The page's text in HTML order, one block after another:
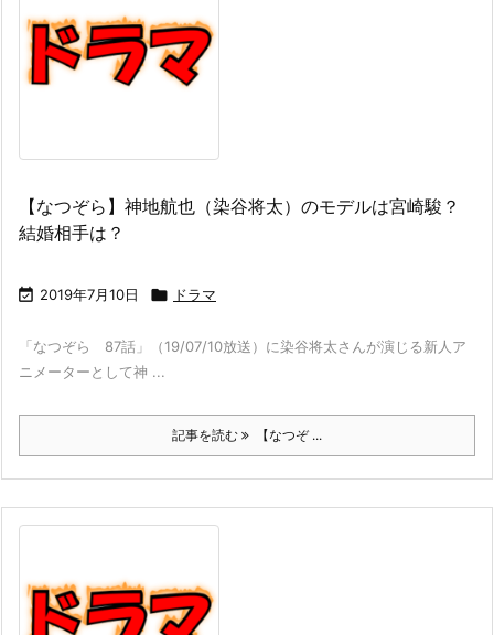
【なつぞら】神地航也（染谷将太）のモデルは宮崎駿？
結婚相手は？
 2019年7月10日  ドラマ
「なつぞら 87話」（19/07/10放送）に染谷将太さんが演じる新人ア
ニメーターとして神 ...
記事を読む 【なつぞ ...